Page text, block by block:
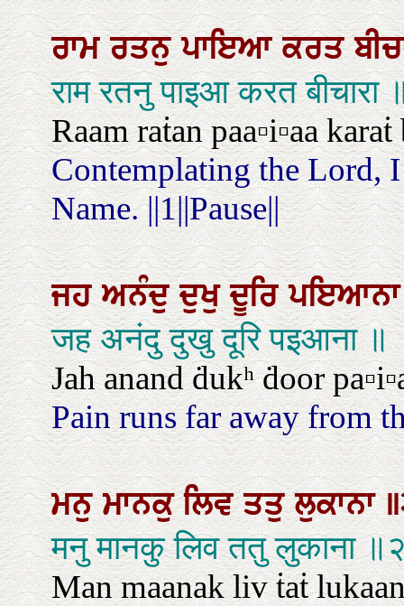
ਰਾਮਰਤਨੁਪਾਇਆਕਰਤ
राम रतनु पाइआ करत
Raam raṫan paa▫i▫aa karaṫ
Contemplating the Lord,
Name. ||1||Pause||
ਜਹਅਨੰਦੁਦੁਖੁਦੂਰਿ
जह अनंदु दुखु दूरि पइआना ॥
Jah anand ḋukʰ ḋoor
Pain runs far away from
ਮਨੁਮਾਨਕੁਲਿਵਤਤੁਲੁਕਾਨਾ
मनु मानकु लिव ततु लुकाना
Man maanak liv ṫaṫ